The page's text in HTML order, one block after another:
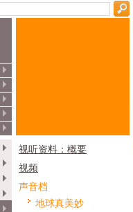
视听资料：概要
视频
声音档
地球真美妙